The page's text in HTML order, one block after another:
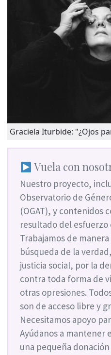
Graciela Iturbide: "¿Ojos
Vuela con
Nuestro proyecto,
Observatorio de
(OGAT), y contenidos
resultado del esfuerzo
Trabajamos de
búsqueda de la
justicia social, por la
contra toda forma de
otras opresiones.
son de acceso libre y
Necesitamos apoyo
Ayúdanos a mantener
una pequeña donación